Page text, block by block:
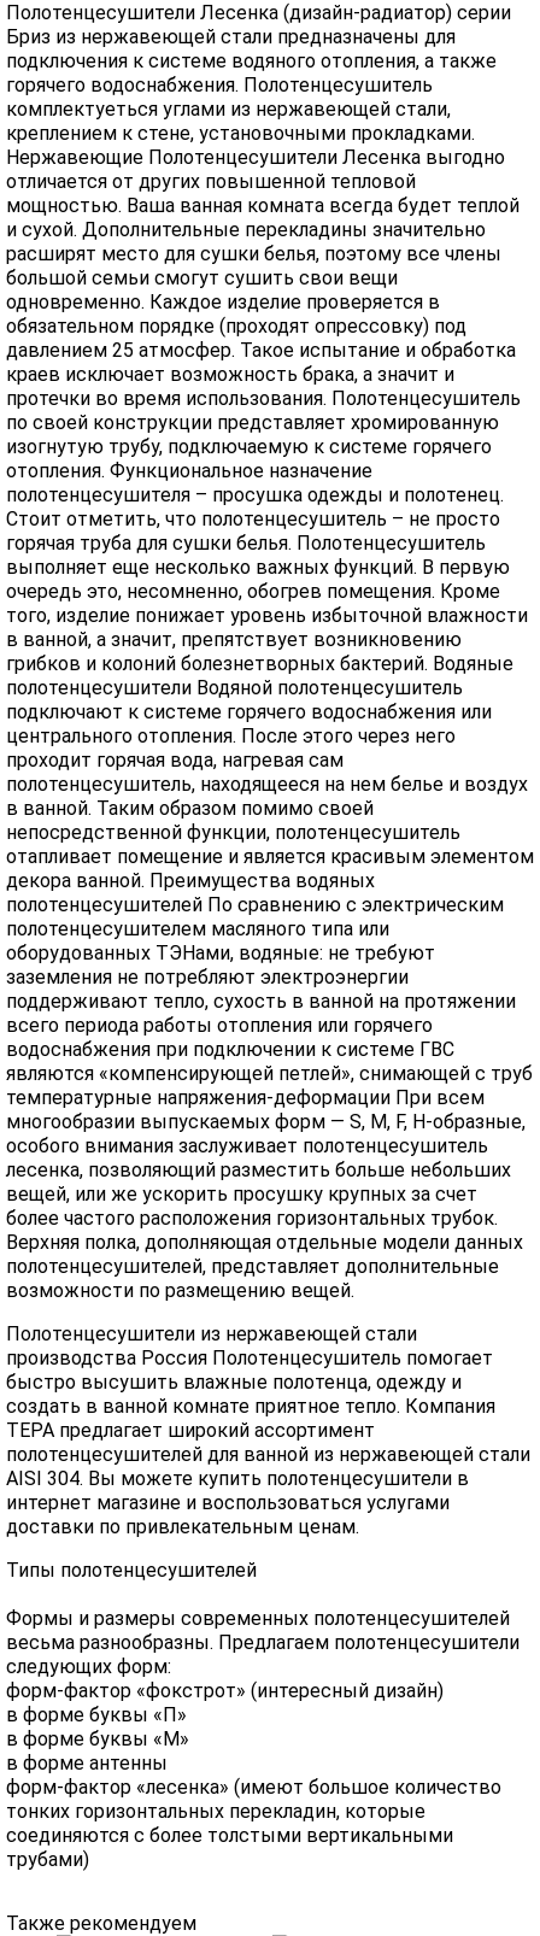
Полотенцесушители Лесенка (дизайн-радиатор) серии
Бриз из нержавеющей стали предназначены для
подключения к системе водяного отопления, а также
горячего водоснабжения. Полотенцесушитель
комплектуеться углами из нержавеющей стали,
креплением к стене, установочными прокладками.
Нержавеющие Полотенцесушители Лесенка выгодно
отличается от других повышенной тепловой
мощностью. Ваша ванная комната всегда будет теплой
и сухой. Дополнительные перекладины значительно
расширят место для сушки белья, поэтому все члены
большой семьи смогут сушить свои вещи
одновременно. Каждое изделие проверяется в
обязательном порядке (проходят опрессовку) под
давлением 25 атмосфер. Такое испытание и обработка
краев исключает возможность брака, а значит и
протечки во время использования. Полотенцесушитель
по своей конструкции представляет хромированную
изогнутую трубу, подключаемую к системе горячего
отопления. Функциональное назначение
полотенцесушителя – просушка одежды и полотенец.
Стоит отметить, что полотенцесушитель – не просто
горячая труба для сушки белья. Полотенцесушитель
выполняет еще несколько важных функций. В первую
очередь это, несомненно, обогрев помещения. Кроме
того, изделие понижает уровень избыточной влажности
в ванной, а значит, препятствует возникновению
грибков и колоний болезнетворных бактерий. Водяные
полотенцесушители Водяной полотенцесушитель
подключают к системе горячего водоснабжения или
центрального отопления. После этого через него
проходит горячая вода, нагревая сам
полотенцесушитель, находящееся на нем белье и воздух
в ванной. Таким образом помимо своей
непосредственной функции, полотенцесушитель
отапливает помещение и является красивым элементом
декора ванной. Преимущества водяных
полотенцесушителей По сравнению с электрическим
полотенцесушителем масляного типа или
оборудованных ТЭНами, водяные: не требуют
заземления не потребляют электроэнергии
поддерживают тепло, сухость в ванной на протяжении
всего периода работы отопления или горячего
водоснабжения при подключении к системе ГВС
являются «компенсирующей петлей», снимающей с труб
температурные напряжения-деформации При всем
многообразии выпускаемых форм — S, M, F, H-образные,
особого внимания заслуживает полотенцесушитель
лесенка, позволяющий разместить больше небольших
вещей, или же ускорить просушку крупных за счет
более частого расположения горизонтальных трубок.
Верхняя полка, дополняющая отдельные модели данных
полотенцесушителей, представляет дополнительные
возможности по размещению вещей.
Полотенцесушители из нержавеющей стали
производства Россия Полотенцесушитель помогает
быстро высушить влажные полотенца, одежду и
создать в ванной комнате приятное тепло. Компания
ТЕРА предлагает широкий ассортимент
полотенцесушителей для ванной из нержавеющей стали
AISI 304. Вы можете купить полотенцесушители в
интернет магазине и воспользоваться услугами
доставки по привлекательным ценам.
Типы полотенцесушителей
Формы и размеры современных полотенцесушителей
весьма разнообразны. Предлагаем полотенцесушители
следующих форм:
форм-фактор «фокстрот» (интересный дизайн)
в форме буквы «П»
в форме буквы «М»
в форме антенны
форм-фактор «лесенка» (имеют большое количество
тонких горизонтальных перекладин, которые
соединяются с более толстыми вертикальными
трубами)
Также рекомендуем